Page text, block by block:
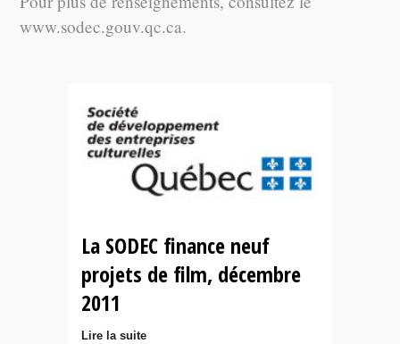
www.sodec.gouv.qc.ca.
La SODEC finance neuf
projets de film, décembre
2011
Lire la suite